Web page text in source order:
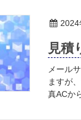
2024
見積
メール
ますが
真ACか